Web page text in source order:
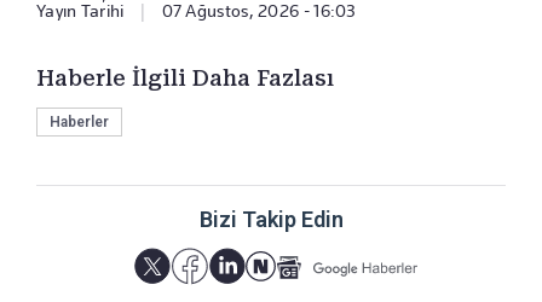
Yayın Tarihi 07 Ağustos, 2026 - 16:03
Haberle İlgili Daha Fazlası
Haberler
Bizi Takip Edin